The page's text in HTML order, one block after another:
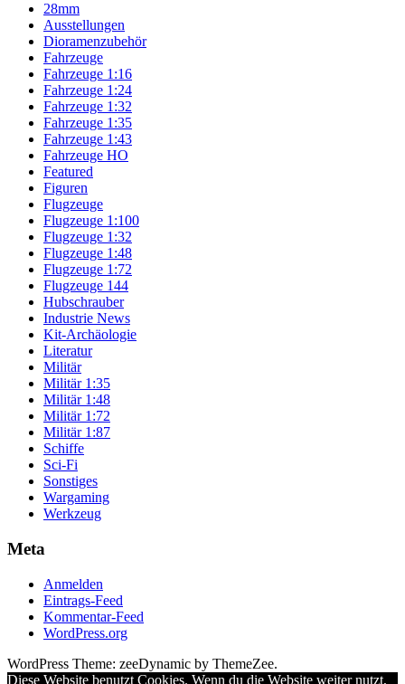
28mm
Ausstellungen
Dioramenzubehör
Fahrzeuge
Fahrzeuge 1:16
Fahrzeuge 1:24
Fahrzeuge 1:32
Fahrzeuge 1:35
Fahrzeuge 1:43
Fahrzeuge HO
Featured
Figuren
Flugzeuge
Flugzeuge 1:100
Flugzeuge 1:32
Flugzeuge 1:48
Flugzeuge 1:72
Flugzeuge 144
Hubschrauber
Industrie News
Kit-Archäologie
Literatur
Militär
Militär 1:35
Militär 1:48
Militär 1:72
Militär 1:87
Schiffe
Sci-Fi
Sonstiges
Wargaming
Werkzeug
Meta
Anmelden
Eintrags-Feed
Kommentar-Feed
WordPress.org
WordPress Theme: zeeDynamic by ThemeZee.
Diese Website benutzt Cookies. Wenn du die Website weiter nutzt,